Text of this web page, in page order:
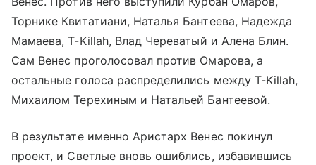
Торнике Квитатиани, Наталья Бантеева, Надежда
Мамаева, T-Killah, Влад Череватый и Алена Блин.
Сам Венес проголосовал против Омарова, а
остальные голоса распределились между T-Killah,
Михаилом Терехиным и Натальей Бантеевой.
В результате именно Аристарх Венес покинул
проект, и Светлые вновь ошиблись, избавившись